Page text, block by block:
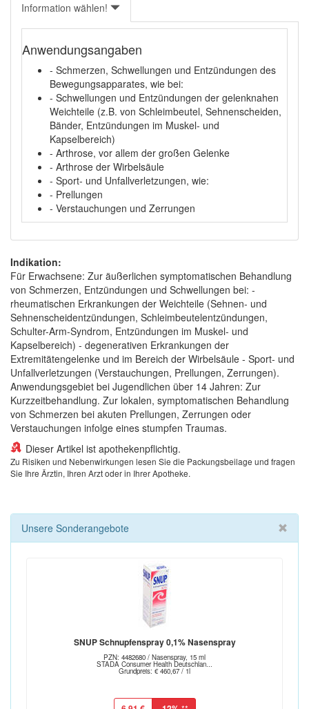
Information wählen!
Anwendungsangaben
- Schmerzen, Schwellungen und Entzündungen des
Bewegungsapparates, wie bei:
- Schwellungen und Entzündungen der gelenknahen
Weichteile (z.B. von Schleimbeutel, Sehnenscheiden,
Bänder, Entzündungen im Muskel- und
Kapselbereich)
- Arthrose, vor allem der großen Gelenke
- Arthrose der Wirbelsäule
- Sport- und Unfallverletzungen, wie:
- Prellungen
- Verstauchungen und Zerrungen
Indikation:
Für Erwachsene: Zur äußerlichen symptomatischen Behandlung
von Schmerzen, Entzündungen und Schwellungen bei: -
rheumatischen Erkrankungen der Weichteile (Sehnen- und
Sehnenscheidentzündungen, Schleimbeutelentzündungen,
Schulter-Arm-Syndrom, Entzündungen im Muskel- und
Kapselbereich) - degenerativen Erkrankungen der
Extremitätengelenke und im Bereich der Wirbelsäule - Sport- und
Unfallverletzungen (Verstauchungen, Prellungen, Zerrungen).
Anwendungsgebiet bei Jugendlichen über 14 Jahren: Zur
Kurzzeitbehandlung. Zur lokalen, symptomatischen Behandlung
von Schmerzen bei akuten Prellungen, Zerrungen oder
Verstauchungen infolge eines stumpfen Traumas.
Dieser Artikel ist apothekenpflichtig.
Zu Risiken und Nebenwirkungen lesen Sie die Packungsbeilage und fragen
Sie Ihre Ärztin, Ihren Arzt oder in Ihrer Apotheke.
Unsere Sonderangebote
SNUP Schnupfenspray 0,1% Nasenspray
PZN: 4482680 / Nasenspray, 15 ml
STADA Consumer Health Deutschlan...
Grundpreis: € 460,67 / 1l